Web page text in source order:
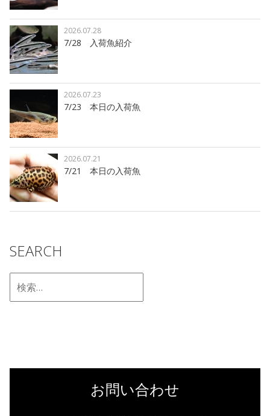
7/28 入荷魚紹介
2026.07.28
7/23 本日の入荷魚
2026.07.23
7/21 本日の入荷魚
2026.07.21
SEARCH
お問い合わせ